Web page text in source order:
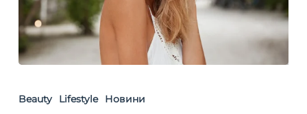
за
Beauty Lifestyle Новини